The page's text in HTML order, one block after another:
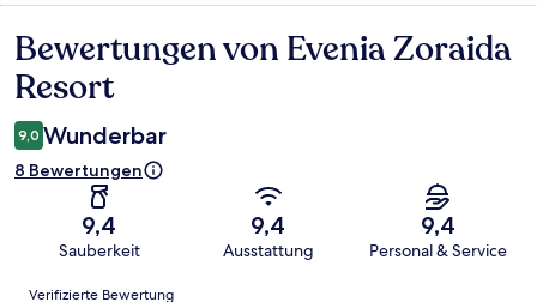
Bewertungen
Bewertungen von Evenia Zoraida
Resort
9,0 Wunderbar
8 Bewertungen
9,4
Sauberkeit
9,4
Ausstattung
9,4
Personal & Service
Bewertungen
Verifizierte Bewertung